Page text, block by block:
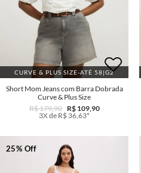
CURVE & PLUS SIZE-ATÉ 58|G2
Short Mom Jeans com Barra Dobrada
Curve & Plus Size
R$ 179,90
R$ 109,90
3X de R$ 36,63*
25% Off